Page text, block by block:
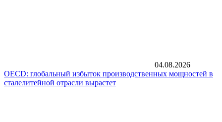
04.08.2026
OECD: глобальный избыток производственных мощностей в
сталелитейной отрасли вырастет